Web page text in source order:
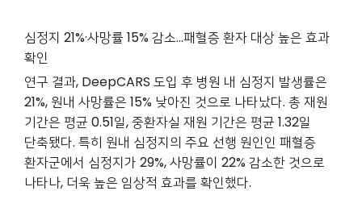
심정지 21%·사망률 15% 감소…패혈증 환자 대상 높은 효과
확인
연구 결과, DeepCARS 도입 후 병원 내 심정지 발생률은
21%, 원내 사망률은 15% 낮아진 것으로 나타났다. 총 재원
기간은 평균 0.51일, 중환자실 재원 기간은 평균 1.32일
단축됐다. 특히 원내 심정지의 주요 선행 원인인 패혈증
환자군에서 심정지가 29%, 사망률이 22% 감소한 것으로
나타나, 더욱 높은 임상적 효과를 확인했다.